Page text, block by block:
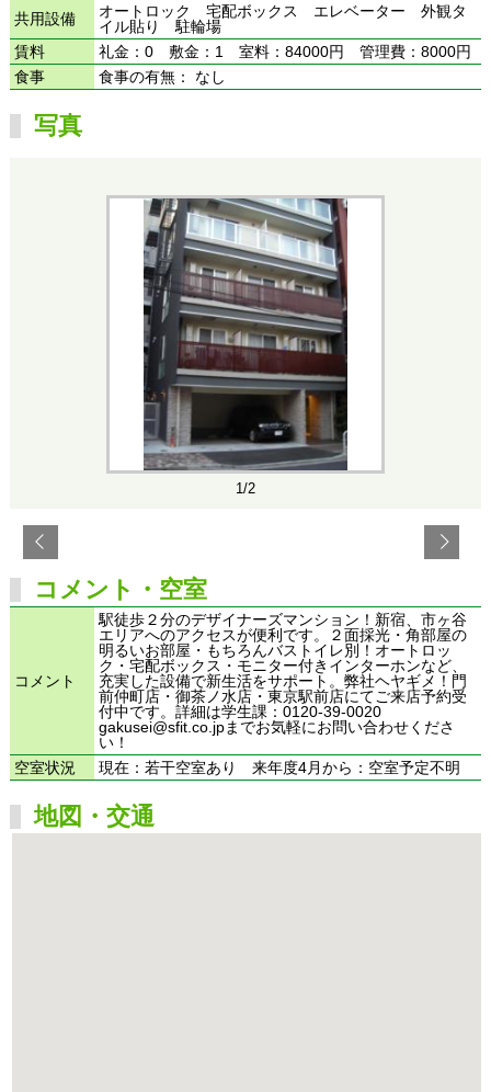
共用設備
オートロック 宅配ボックス エレベーター 外観タ
イル貼り 駐輪場
賃料
礼金：0 敷金：1 室料：84000円 管理費：8000円
食事
食事の有無： なし
写真
1/2
コメント・空室
コメント
駅徒歩２分のデザイナーズマンション！新宿、市ヶ谷
エリアへのアクセスが便利です。２面採光・角部屋の
明るいお部屋・もちろんバストイレ別！オートロッ
ク・宅配ボックス・モニター付きインターホンなど、
充実した設備で新生活をサポート。弊社ヘヤギメ！門
前仲町店・御茶ノ水店・東京駅前店にてご来店予約受
付中です。詳細は学生課：0120-39-0020
gakusei@sfit.co.jpまでお気軽にお問い合わせくださ
い！
空室状況
現在：若干空室あり 来年度4月から：空室予定不明
地図・交通